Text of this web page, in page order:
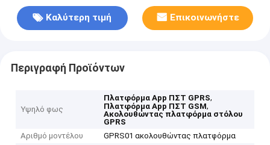
Καλύτερη τιμή Επικοινωνήστε
Περιγραφή Προϊόντων
Υψηλό φως
Πλατφόρμα App ΠΣΤ GPRS,
Πλατφόρμα App ΠΣΤ GSM,
Ακολουθώντας πλατφόρμα στόλου
GPRS
Αριθμό μοντέλου
GPRS01 ακολουθώντας πλατφόρμα